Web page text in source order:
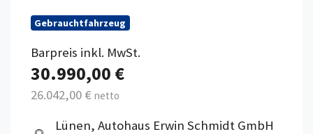
Gebrauchtfahrzeug
Barpreis inkl. MwSt.
30.990,00 €
26.042,00 € netto
Lünen, Autohaus Erwin Schmidt GmbH